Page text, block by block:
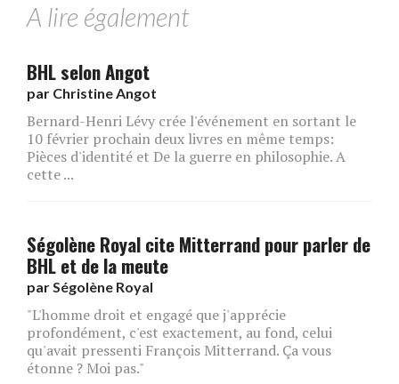
A lire également
BHL selon Angot
par Christine Angot
Bernard-Henri Lévy crée l'événement en sortant le
10 février prochain deux livres en même temps:
Pièces d'identité et De la guerre en philosophie. A
cette ...
Ségolène Royal cite Mitterrand pour parler de
BHL et de la meute
parSégolène Royal
"L'homme droit et engagé que j'apprécie
profondément, c'est exactement, au fond, celui
qu'avait pressenti François Mitterrand. Ça vous
étonne ? Moi pas."